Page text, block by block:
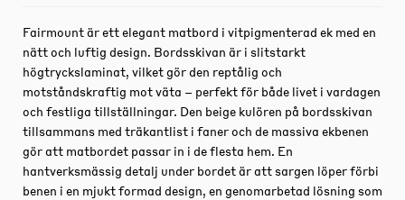
Fairmount är ett elegant matbord i vitpigmenterad ek med en
nätt och luftig design. Bordsskivan är i slitstarkt
högtryckslaminat, vilket gör den reptålig och
motståndskraftig mot väta – perfekt för både livet i vardagen
och festliga tillställningar. Den beige kulören på bordsskivan
tillsammans med träkantlist i faner och de massiva ekbenen
gör att matbordet passar in i de flesta hem. En
hantverksmässig detalj under bordet är att sargen löper förbi
benen i en mjukt formad design, en genomarbetad lösning som